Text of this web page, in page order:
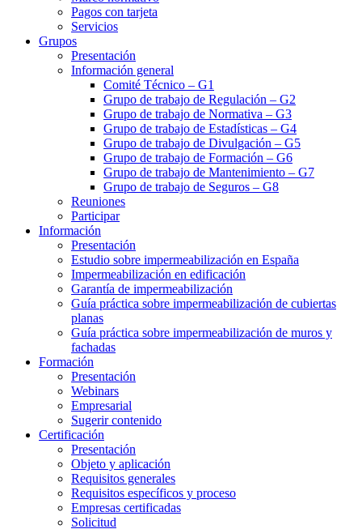
Pagos con tarjeta
Servicios
Grupos
Presentación
Información general
Comité Técnico – G1
Grupo de trabajo de Regulación – G2
Grupo de trabajo de Normativa – G3
Grupo de trabajo de Estadísticas – G4
Grupo de trabajo de Divulgación – G5
Grupo de trabajo de Formación – G6
Grupo de trabajo de Mantenimiento – G7
Grupo de trabajo de Seguros – G8
Reuniones
Participar
Información
Presentación
Estudio sobre impermeabilización en España
Impermeabilización en edificación
Garantía de impermeabilización
Guía práctica sobre impermeabilización de cubiertas
planas
Guía práctica sobre impermeabilización de muros y
fachadas
Formación
Presentación
Webinars
Empresarial
Sugerir contenido
Certificación
Presentación
Objeto y aplicación
Requisitos generales
Requisitos específicos y proceso
Empresas certificadas
Solicitud